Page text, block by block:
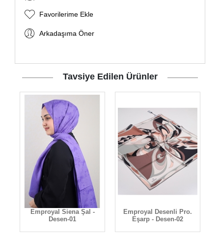
Favorilerime Ekle
Arkadaşıma Öner
Tavsiye Edilen Ürünler
Emproyal Siena Şal -
Desen-01
Emproyal Desenli Pro.
Eşarp - Desen-02